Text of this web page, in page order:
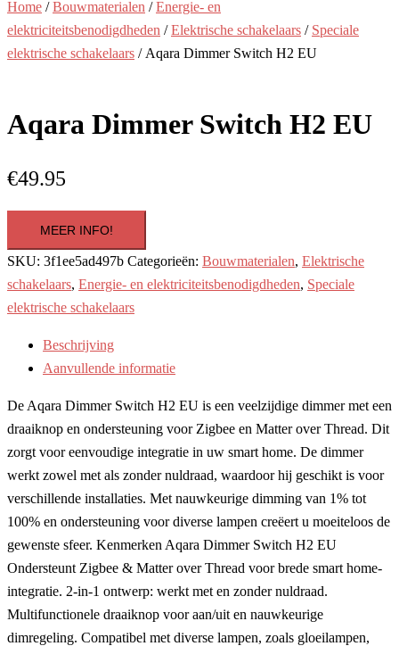
Home /Bouwmaterialen /Energie- en
elektriciteitsbenodigdheden /Elektrische schakelaars / Speciale
elektrische schakelaars / Aqara Dimmer Switch H2 EU
Aqara Dimmer Switch H2 EU
€49.95
MEER INFO!
SKU: 3f1ee5ad497b Categorieën: Bouwmaterialen, Elektrische
schakelaars, Energie- en elektriciteitsbenodigdheden, Speciale
elektrische schakelaars
Beschrijving
Aanvullende informatie
De Aqara Dimmer Switch H2 EU is een veelzijdige dimmer met een
draaiknop en ondersteuning voor Zigbee en Matter over Thread. Dit
zorgt voor eenvoudige integratie in uw smart home. De dimmer
werkt zowel met als zonder nuldraad, waardoor hij geschikt is voor
verschillende installaties. Met nauwkeurige dimming van 1% tot
100% en ondersteuning voor diverse lampen creëert u moeiteloos de
gewenste sfeer. Kenmerken Aqara Dimmer Switch H2 EU
Ondersteunt Zigbee & Matter over Thread voor brede smart home-
integratie. 2-in-1 ontwerp: werkt met en zonder nuldraad.
Multifunctionele draaiknop voor aan/uit en nauwkeurige
dimregeling. Compatibel met diverse lampen, zoals gloeilampen,